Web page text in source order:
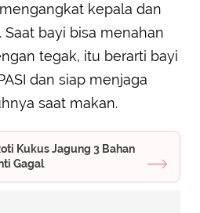
kepala dan
bayi bisa menahan
tegak, itu berarti bayi
dan siap menjaga
saat makan.
Kukus Jagung 3 Bahan
Gagal